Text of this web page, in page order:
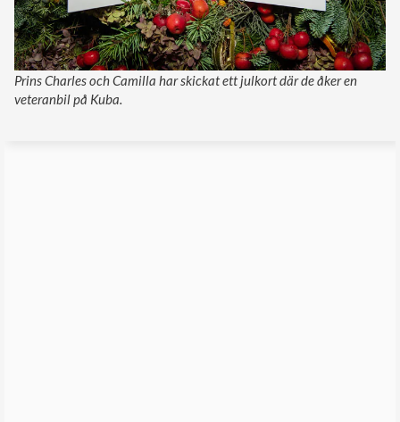
Prins Charles och Camilla har skickat ett julkort där de åker en
veteranbil på Kuba.